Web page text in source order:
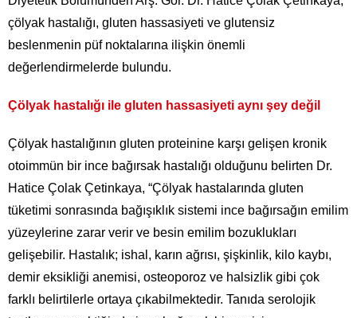
çölyak hastalığı, gluten hassasiyeti ve glutensiz
beslenmenin püf noktalarına ilişkin önemli
değerlendirmelerde bulundu.
Çölyak hastalığı ile gluten hassasiyeti aynı şey değil
Çölyak hastalığının gluten proteinine karşı gelişen kronik
otoimmün bir ince bağırsak hastalığı olduğunu belirten Dr.
Hatice Çolak Çetinkaya, “Çölyak hastalarında gluten
tüketimi sonrasında bağışıklık sistemi ince bağırsağın emilim
yüzeylerine zarar verir ve besin emilim bozuklukları
gelişebilir. Hastalık; ishal, karın ağrısı, şişkinlik, kilo kaybı,
demir eksikliği anemisi, osteoporoz ve halsizlik gibi çok
farklı belirtilerle ortaya çıkabilmektedir. Tanıda serolojik